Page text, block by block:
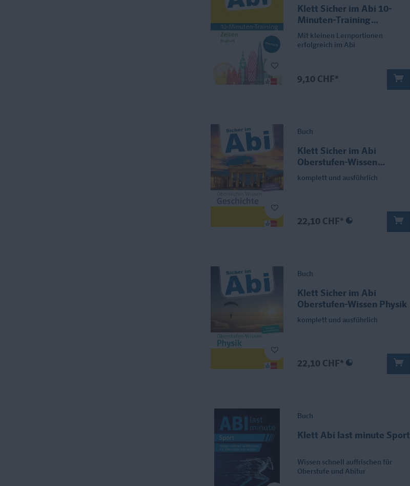
Klett Sicher im Abi 10-
Minuten-Training
Oberstufe Englisch Zeiten
Mit kleinen Lernportionen
erfolgreich im Abi
9,10 CHF*
Buch
Klett Sicher im Abi
Oberstufen-Wissen
Geschichte
komplett und ausführlich
22,10 CHF*
Buch
Klett Sicher im Abi
Oberstufen-Wissen Physik
komplett und ausführlich
22,10 CHF*
Buch
Klett Abi last minute Sport
Wissen schnell auffrischen für
Oberstufe und Abitur